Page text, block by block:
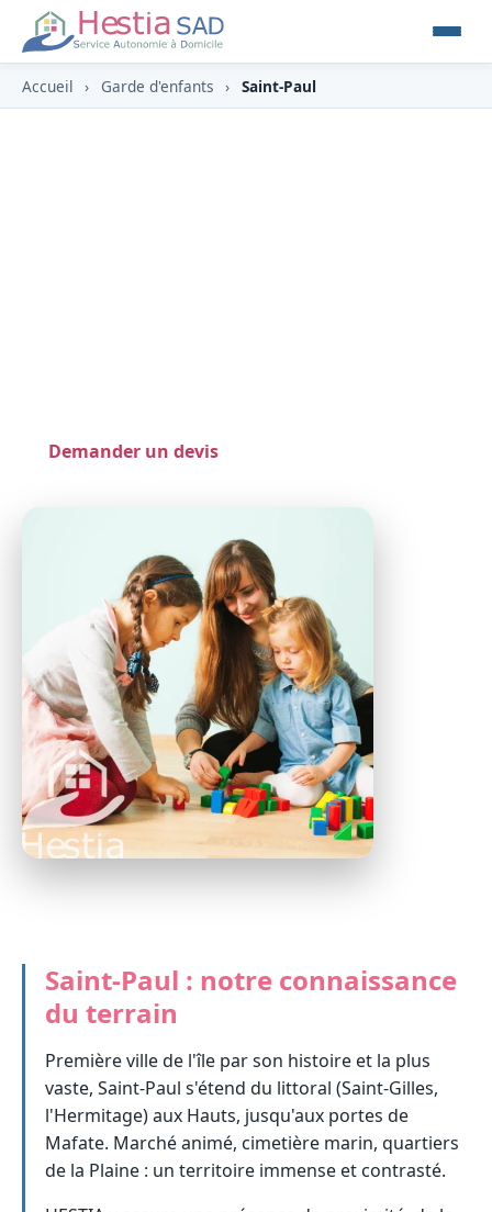
Accueil › Garde d'enfants › Saint-Paul
Demander un devis
Saint-Paul : notre connaissance
du terrain
Première ville de l'île par son histoire et la plus
vaste, Saint-Paul s'étend du littoral (Saint-Gilles,
l'Hermitage) aux Hauts, jusqu'aux portes de
Mafate. Marché animé, cimetière marin, quartiers
de la Plaine : un territoire immense et contrasté.